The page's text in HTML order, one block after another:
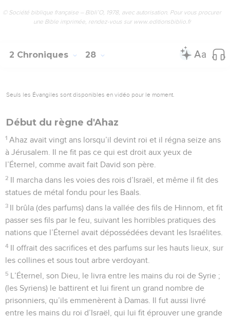
© Société biblique française – Bibli’O, 1978, avec autorisation. Pour vous procurer
une Bible imprimée, rendez-vous sur www.editionsbiblio.fr
2 Chroniques 28
Seuls les Évangiles sont disponibles en vidéo pour le moment.
Début du règne d'Ahaz
1 Ahaz avait vingt ans lorsqu’il devint roi et il régna seize ans
à Jérusalem. Il ne fit pas ce qui est droit aux yeux de
l’Éternel, comme avait fait David son père.
2 Il marcha dans les voies des rois d’Israël, et même il fit des
statues de métal fondu pour les Baals.
3 Il brûla (des parfums) dans la vallée des fils de Hinnom, et fit
passer ses fils par le feu, suivant les horribles pratiques des
nations que l’Éternel avait dépossédées devant les Israélites.
4 Il offrait des sacrifices et des parfums sur les hauts lieux, sur
les collines et sous tout arbre verdoyant.
5 L’Éternel, son Dieu, le livra entre les mains du roi de Syrie ;
(les Syriens) le battirent et lui firent un grand nombre de
prisonniers, qu’ils emmenèrent à Damas. Il fut aussi livré
entre les mains du roi d’Israël, qui lui fit éprouver une grande